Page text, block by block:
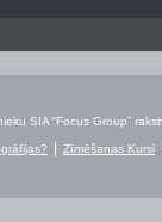
SIA “Focus Group”
Zīmēšanas Kursi